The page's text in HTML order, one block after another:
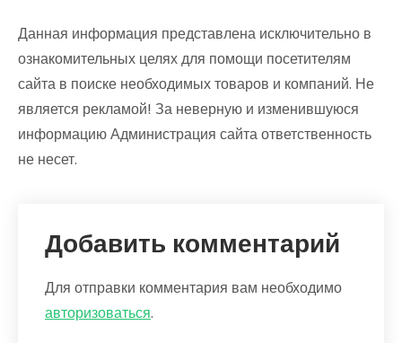
Данная информация представлена исключительно в
ознакомительных целях для помощи посетителям
сайта в поиске необходимых товаров и компаний. Не
является рекламой! За неверную и изменившуюся
информацию Администрация сайта ответственность
не несет.
Добавить комментарий
Для отправки комментария вам необходимо
авторизоваться.